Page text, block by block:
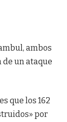
ambos
un ataque
que los 162
por